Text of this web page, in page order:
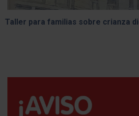
Taller para familias sobre crianza